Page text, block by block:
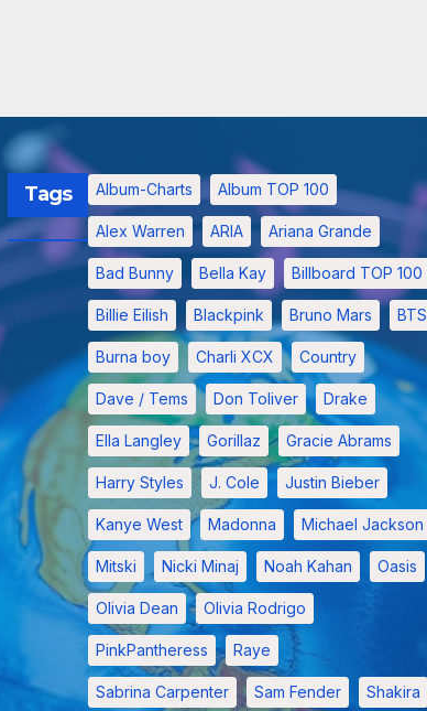
Tags Album-Charts Album TOP 100
Alex Warren ARIA Ariana Grande
Bad Bunny Bella Kay Billboard TOP 100
Billie Eilish Blackpink Bruno Mars BTS
Burna boy Charli XCX Country
Dave / Tems Don Toliver Drake
Ella Langley Gorillaz Gracie Abrams
Harry Styles J. Cole Justin Bieber
Kanye West Madonna Michael Jackson
Mitski Nicki Minaj Noah Kahan Oasis
Olivia Dean Olivia Rodrigo
PinkPantheress Raye
Sabrina Carpenter Sam Fender Shakira